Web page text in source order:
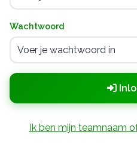
Wachtwoord
Ik ben mijn teamnaam